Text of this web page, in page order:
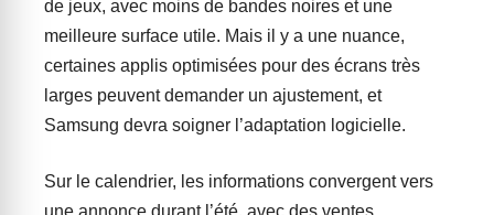
de jeux, avec moins de bandes noires et une
meilleure surface utile. Mais il y a une nuance,
certaines applis optimisées pour des écrans très
larges peuvent demander un ajustement, et
Samsung devra soigner l’adaptation logicielle.
Sur le calendrier, les informations convergent vers
une annonce durant l’été, avec des ventes